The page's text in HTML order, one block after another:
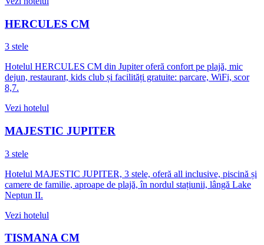
HERCULES CM
3 stele
Hotelul HERCULES CM din Jupiter oferă confort pe plajă, mic
dejun, restaurant, kids club și facilități gratuite: parcare, WiFi, scor
8,7.
Vezi hotelul
MAJESTIC JUPITER
3 stele
Hotelul MAJESTIC JUPITER, 3 stele, oferă all inclusive, piscină și
camere de familie, aproape de plajă, în nordul stațiunii, lângă Lake
Neptun II.
Vezi hotelul
TISMANA CM